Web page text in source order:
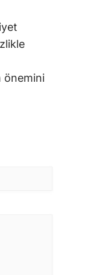
önemini